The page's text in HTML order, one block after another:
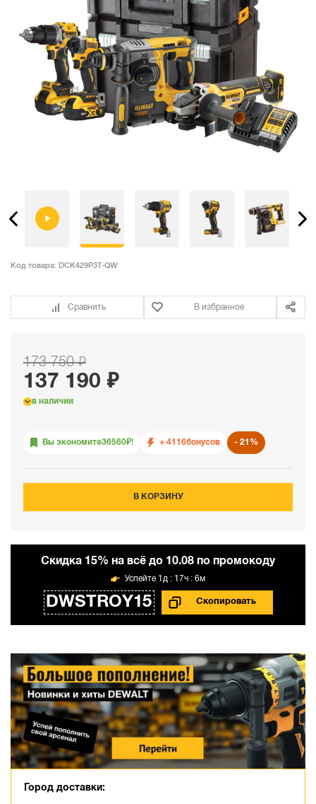
Код товара: DCK429P3T-QW
Сравнить В избранное
173 750 ₽
137 190 ₽
в наличии
Вы экономите36560₽! + 4116бонусов 21%
В КОРЗИНУ
Cкидка 15% на всё до 10.08 по промокоду
DWSTROY15
1д : 17ч : 6м
Город доставки: